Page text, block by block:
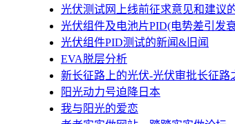
光伏测试网上线前征求意见和建议
光伏组件及电池片PID(电势差引发
光伏组件PID测试的新闻&旧闻
EVA脱层分析
新长征路上的光伏-光伏审批长征路
阳光动力号迫降日本
我与阳光的爱恋